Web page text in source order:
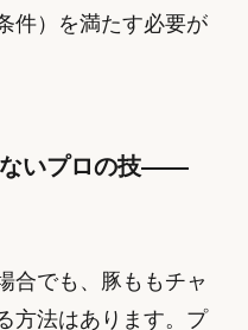
件）を満たす必要が
ないプロの技——
合でも、豚ももチャ
方法はあります。プ